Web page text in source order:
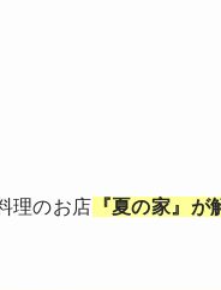
理のお店 『夏の家』